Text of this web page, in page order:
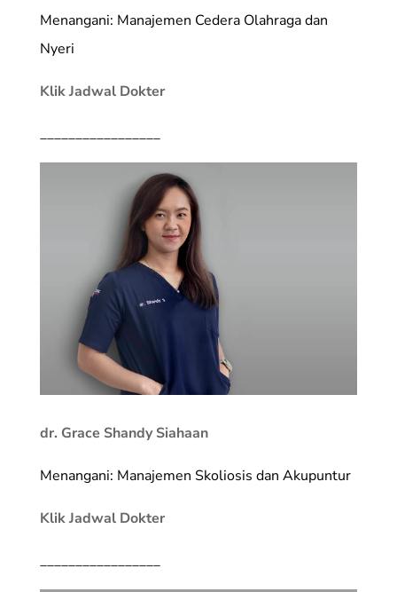
Menangani: Manajemen Cedera Olahraga dan
Nyeri
Klik Jadwal Dokter
_________________
dr. Grace Shandy Siahaan
Menangani: Manajemen Skoliosis dan Akupuntur
Klik Jadwal Dokter
_________________